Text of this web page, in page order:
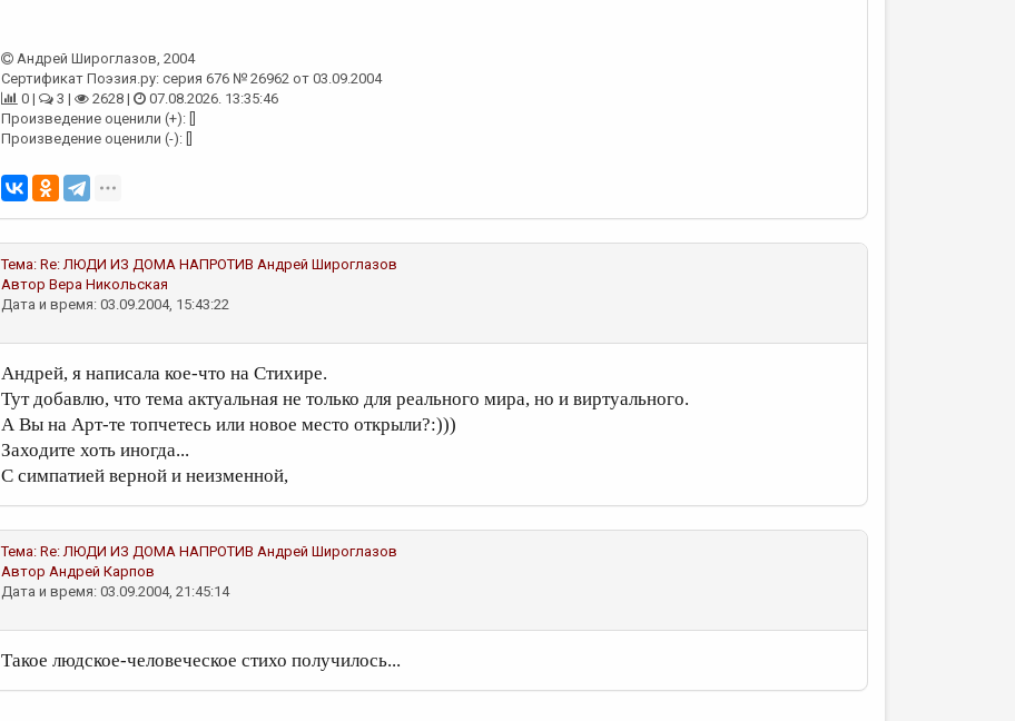
Андрей Широглазов, 2004
Сертификат Поэзия.ру: серия 676 № 26962 от 03.09.2004
0 |
3 | 2628 |
07.08.2026. 13:35:46
Произведение оценили (+): []
Произведение оценили (-): []
Тема: Re: ЛЮДИ ИЗ ДОМА НАПРОТИВ Андрей Широглазов
Автор Вера Никольская
Дата и время: 03.09.2004, 15:43:22
Андрей, я написала кое-что на Стихире.
Тут добавлю, что тема актуальная не только для реального мира, но и виртуального.
А Вы на Арт-те топчетесь или новое место открыли?:)))
Заходите хоть иногда...
С симпатией верной и неизменной,
Тема: Re: ЛЮДИ ИЗ ДОМА НАПРОТИВ Андрей Широглазов
Автор Андрей Карпов
Дата и время: 03.09.2004, 21:45:14
Такое людское-человеческое стихо получилось...